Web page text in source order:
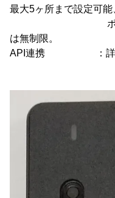
最大5ヶ所まで設定可能
ポリゴンゾー
は無制限。
API連携 ：詳細は